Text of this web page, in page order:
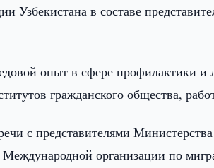
Узбекистана в составе
опыт в сфере профилактики и
гражданского общества,
с представителями
Международной организации по